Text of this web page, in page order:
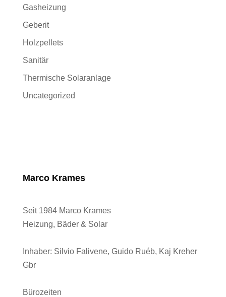
Gasheizung
Geberit
Holzpellets
Sanitär
Thermische Solaranlage
Uncategorized
Marco Krames
Seit 1984 Marco Krames
Heizung, Bäder & Solar
Inhaber: Silvio Falivene, Guido Ruéb, Kaj Kreher
Gbr
Bürozeiten